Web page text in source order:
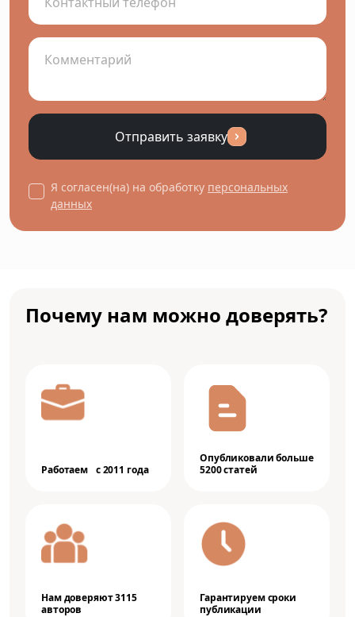
Отправить заявку
Я согласен(на) на обработку персональных
данных
Почему нам можно доверять?
Работаем с 2011 года
Опубликовали больше
5200 статей
Нам доверяют 3115
авторов
Гарантируем сроки
публикации